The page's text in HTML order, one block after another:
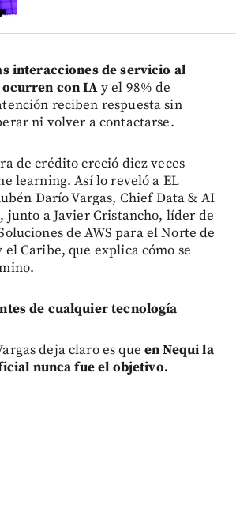
interacciones de servicio al
con IAy el 98% de
reciben respuesta sin
ni volver a contactarse.
de crédito creció diez veces
learning. Así lo reveló a EL
Darío Vargas, Chief Data & AI
junto a Javier Cristancho, líder de
de AWS para el Norte de
Caribe, que explica cómo se
de cualquier tecnología
deja claro es que en Nequi la
nunca fue el objetivo.